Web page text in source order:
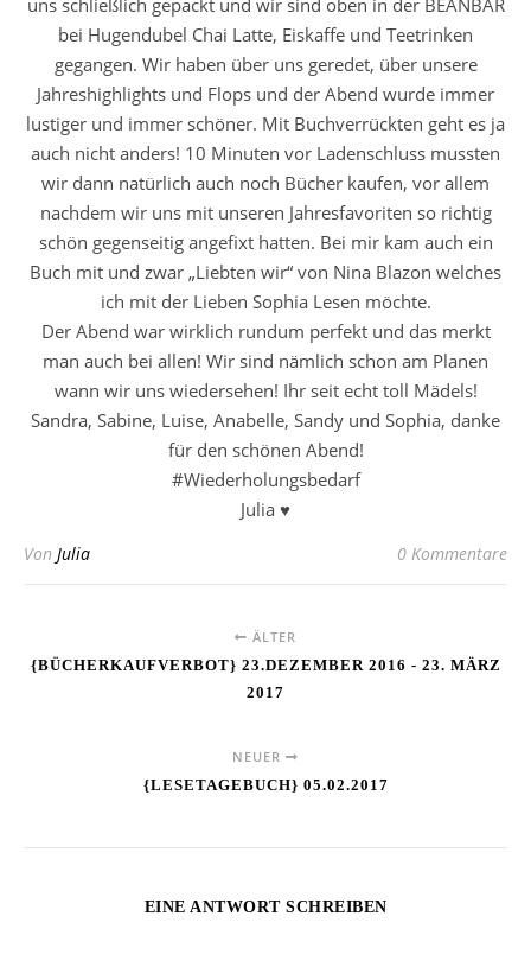
bei Hugendubel Chai Latte, Eiskaffe und Teetrinken
gegangen. Wir haben über uns geredet, über unsere
Jahreshighlights und Flops und der Abend wurde immer
lustiger und immer schöner. Mit Buchverrückten geht es ja
auch nicht anders! 10 Minuten vor Ladenschluss mussten
wir dann natürlich auch noch Bücher kaufen, vor allem
nachdem wir uns mit unseren Jahresfavoriten so richtig
schön gegenseitig angefixt hatten. Bei mir kam auch ein
Buch mit und zwar „Liebten wir“ von Nina Blazon welches
ich mit der Lieben Sophia Lesen möchte.
Der Abend war wirklich rundum perfekt und das merkt
man auch bei allen! Wir sind nämlich schon am Planen
wann wir uns wiedersehen! Ihr seit echt toll Mädels!
Sandra, Sabine, Luise, Anabelle, Sandy und Sophia, danke
für den schönen Abend!
#Wiederholungsbedarf
Julia ♥
Von Julia 0 Kommentare
ÄLTER
{BÜCHERKAUFVERBOT} 23.DEZEMBER 2016 - 23. MÄRZ
2017
NEUER
{LESETAGEBUCH} 05.02.2017
EINE ANTWORT SCHREIBEN